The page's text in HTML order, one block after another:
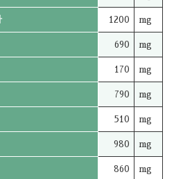
1200 mg
690 mg
170 mg
790 mg
510 mg
980 mg
860 mg